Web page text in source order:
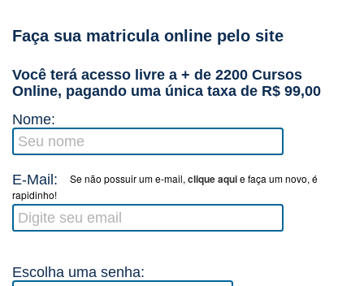
Faça sua matricula online pelo site
Você terá acesso livre a + de 2200 Cursos
Online, pagando uma única taxa de R$ 99,00
Nome:
E-Mail: Se não possuir um e-mail, clique aquie faça um novo, é
rapidinho!
Escolha uma senha: